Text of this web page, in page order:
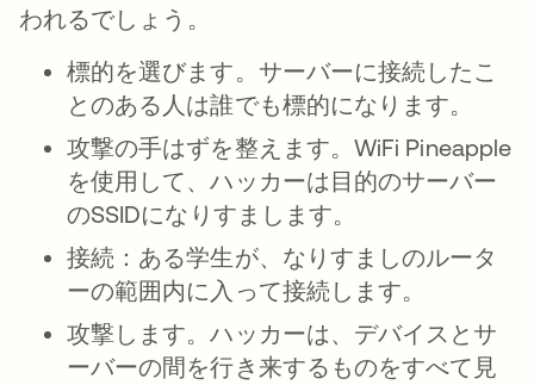
われるでしょう。
標的を選びます。 サーバーに接続したこ
とのある人は誰でも標的になります。
攻撃の手はずを整えます。 WiFi Pineapple
を使用して、ハッカーは目的のサーバー
のSSIDになりすまします。
接続： ある学生が、なりすましのルータ
ーの範囲内に入って接続します。
攻撃します。ハッカーは、デバイスとサ
ーバーの間を行き来するものをすべて見